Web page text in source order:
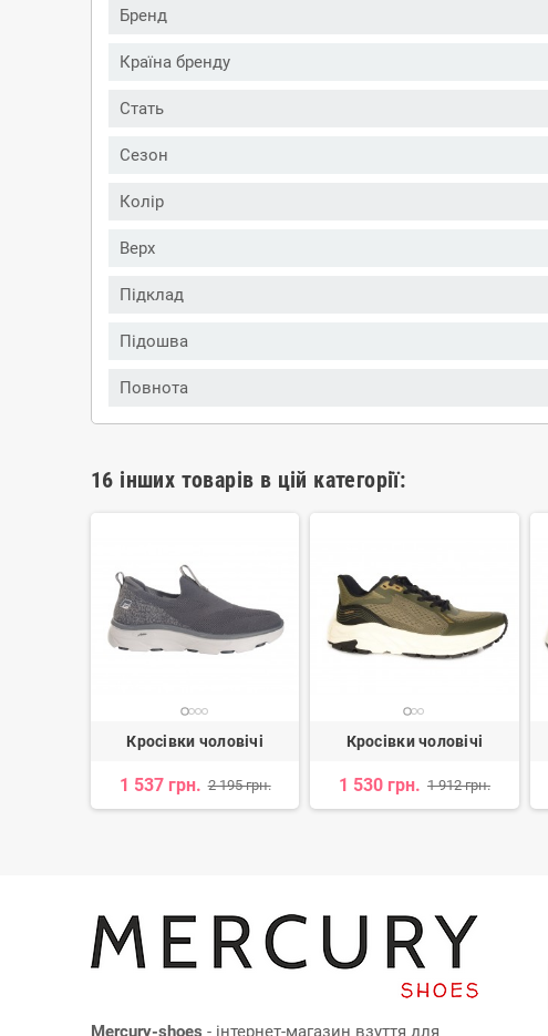
Бренд
Країна бренду
Стать
Сезон
Колір
Верх
Підклад
Підошва
Повнота
16 інших товарів в цій категорії:
Кросівки чоловічі
1 537 грн. 2 195 грн.
Кросівки чоловічі
1 530 грн. 1 912 грн.